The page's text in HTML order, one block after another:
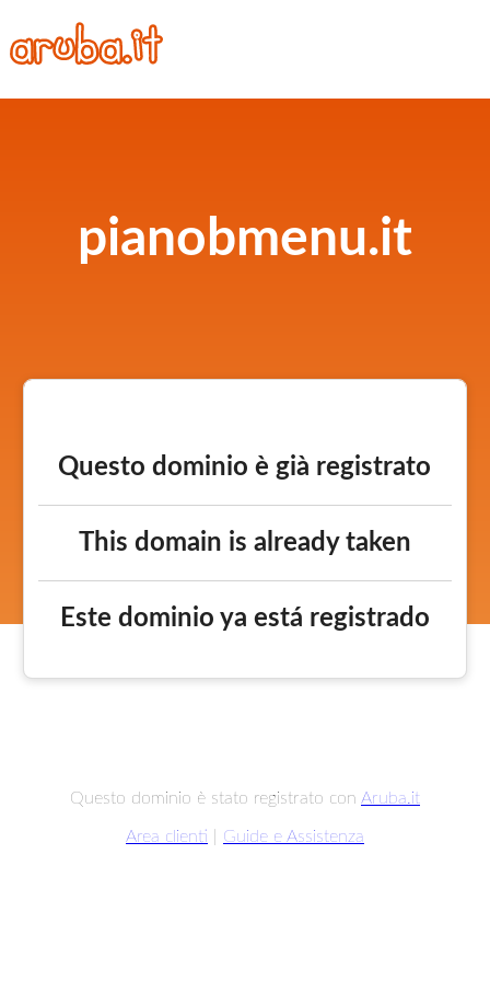
pianobmenu.it
Questo dominio è già registrato
This domain is already taken
Este dominio ya está registrado
Questo dominio è stato registrato con Aruba.it
Area clienti Guide e Assistenza